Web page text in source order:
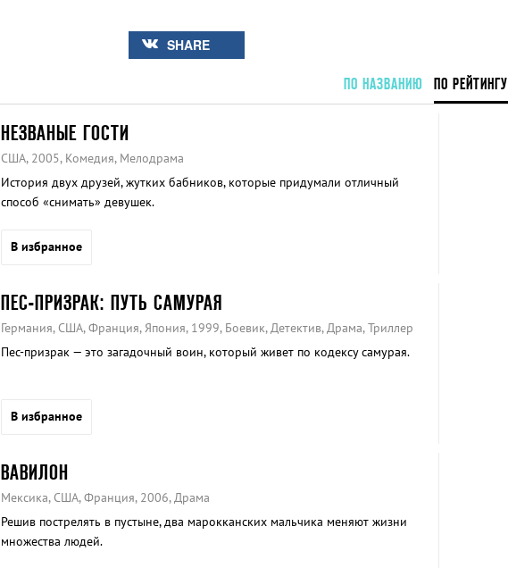
SHARE
ПО НАЗВАНИЮ ПО РЕЙТИНГУ
НЕЗВАНЫЕ ГОСТИ
США, 2005, Комедия, Мелодрама
История двух друзей, жутких бабников, которые придумали отличный
способ «снимать» девушек.
В избранное
ПЕС-ПРИЗРАК: ПУТЬ САМУРАЯ
Германия, США, Франция, Япония, 1999, Боевик, Детектив, Драма, Триллер
Пес-призрак — это загадочный воин, который живет по кодексу самурая.
В избранное
ВАВИЛОН
Мексика, США, Франция, 2006, Драма
Решив пострелять в пустыне, два марокканских мальчика меняют жизни
множества людей.